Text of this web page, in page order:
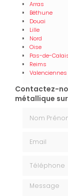
Arras
Béthune
Douai
Lille
Nord
Oise
Pas-de-
Reims
Valenciennes
Contactez-
métallique
Message